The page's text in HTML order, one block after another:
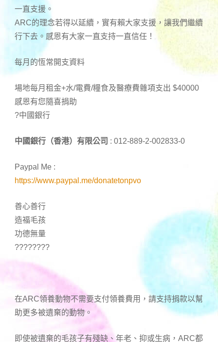
一直支援。
ARC的理念若得以延續，實有賴大家支援，讓我們繼續
行下去。感恩有大家一直支持一直信任！
每月的恆常開支資料
場地每月租金+水/電費/糧食及醫療費雜項支出 $40000
感恩有您隨喜捐助
?中國銀行
中國銀行（香港）有限公司 : 012-889-2-002833-0
Paypal Me :
https://www.paypal.me/donatetonpvo
善心善行
造福毛孩
功德無量
????????
在ARC領養動物不需要支付領養費用，請支持捐款以幫
助更多被遺棄的動物。
即使被遺棄的毛孩子有殘缺、年老、抑或生病，ARC都